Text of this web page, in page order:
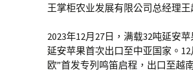
王掌柜农业发展有限公司总经理王
2023年12月27日，满载32吨延安
延安苹果首次出口至中亚国家。
欧”首发专列鸣笛启程，出口至越